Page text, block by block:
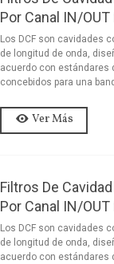
Por Canal IN/OUT
Los DCF son cavidades
de longitud de onda,
acuerdo con estándares
concebidos para una
Ver Más
Filtros De
Por Canal IN/OUT
Los DCF son cavidades
de longitud de onda,
acuerdo con estándares